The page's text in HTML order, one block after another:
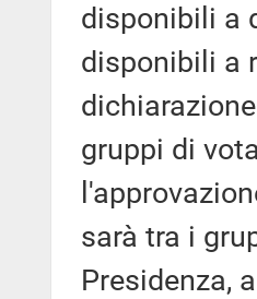
disponibili a
disponibili a
gruppi di
sarà tra i
Presidenza,